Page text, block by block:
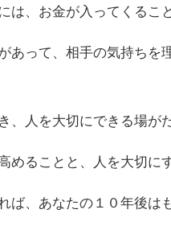
は、お金が入ってくるこ
あって、相手の気持ち
、人を大切にできる場が
めることと、人を大切に
ば、あなたの１０年後は